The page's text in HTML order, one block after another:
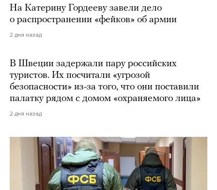
На Катерину Гордееву завели дело
о распространении «фейков» об армии
2 дня назад
В Швеции задержали пару российских
туристов. Их посчитали «угрозой
безопасности» из-за того, что они поставили
палатку рядом с домом «охраняемого лица»
2 дня назад